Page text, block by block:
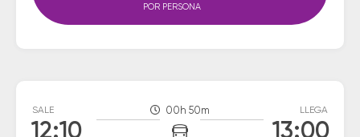
POR PERSONA
SALE
12:10
00h 50m LLEGA
13:00